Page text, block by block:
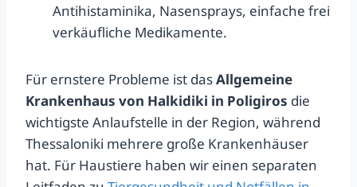
Antihistaminika, Nasensprays, einfache frei
verkäufliche Medikamente.
Für ernstere Probleme ist dasAllgemeine
Krankenhaus von Halkidiki in Poligiros die
wichtigste Anlaufstelle in der Region, während
Thessaloniki mehrere große Krankenhäuser
hat. Für Haustiere haben wir einen separaten